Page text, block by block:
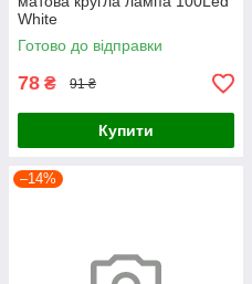
White
Готово до відправки
78 ₴ 91 ₴
Купити
–14%